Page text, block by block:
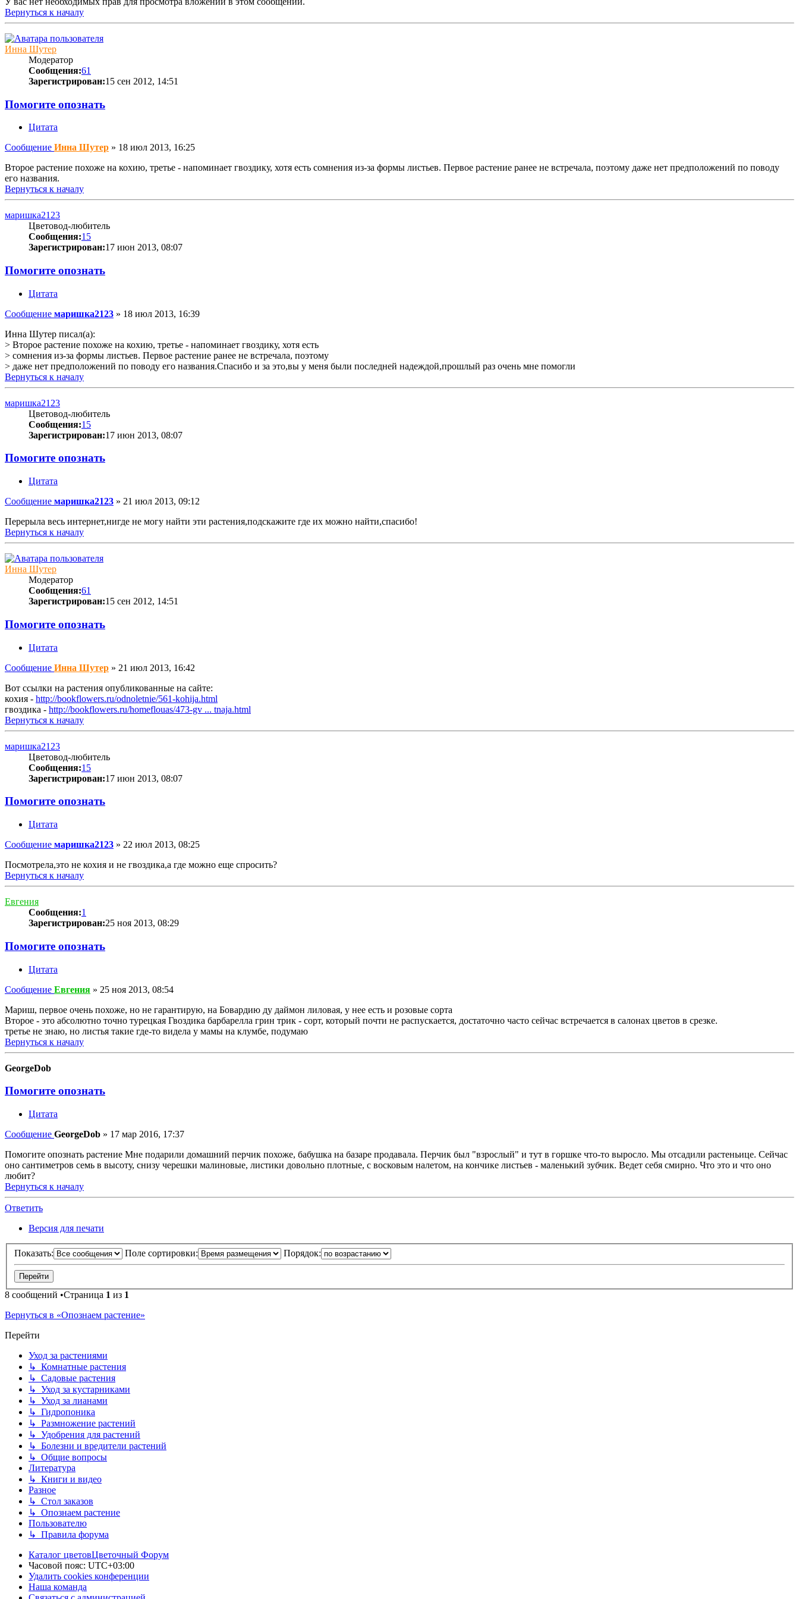
Вернуться к началу
Инна Шутер
Модератор
Сообщения:61
Зарегистрирован:15 сен 2012, 14:51
Помогите опознать
Цитата
Сообщение Инна Шутер » 18 июл 2013, 16:25
Второе растение похоже на кохию, третье - напоминает гвоздику, хотя есть сомнения из-за формы листьев. Первое растение ранее не встречала, поэтому даже нет предположений по поводу
его названия.
Вернуться к началу
маришка2123
Цветовод-любитель
Сообщения:15
Зарегистрирован:17 июн 2013, 08:07
Помогите опознать
Цитата
Сообщение маришка2123 » 18 июл 2013, 16:39
Инна Шутер писал(а):
> Второе растение похоже на кохию, третье - напоминает гвоздику, хотя есть
> сомнения из-за формы листьев. Первое растение ранее не встречала, поэтому
> даже нет предположений по поводу его названия.Спасибо и за это,вы у меня были последней надеждой,прошлый раз очень мне помогли
Вернуться к началу
маришка2123
Цветовод-любитель
Сообщения:15
Зарегистрирован:17 июн 2013, 08:07
Помогите опознать
Цитата
Сообщение маришка2123 » 21 июл 2013, 09:12
Перерыла весь интернет,нигде не могу найти эти растения,подскажите где их можно найти,спасибо!
Вернуться к началу
Инна Шутер
Модератор
Сообщения:61
Зарегистрирован:15 сен 2012, 14:51
Помогите опознать
Цитата
Сообщение Инна Шутер » 21 июл 2013, 16:42
Вот ссылки на растения опубликованные на сайте:
кохия - http://bookflowers.ru/odnoletnie/561-kohija.html
гвоздика - http://bookflowers.ru/homeflouas/473-gv ... tnaja.html
Вернуться к началу
маришка2123
Цветовод-любитель
Сообщения:15
Зарегистрирован:17 июн 2013, 08:07
Помогите опознать
Цитата
Сообщение маришка2123 » 22 июл 2013, 08:25
Посмотрела,это не кохия и не гвоздика,а где можно еще спросить?
Вернуться к началу
Евгения
Сообщения:1
Зарегистрирован:25 ноя 2013, 08:29
Помогите опознать
Цитата
Сообщение Евгения » 25 ноя 2013, 08:54
Мариш, первое очень похоже, но не гарантирую, на Бовардию ду даймон лиловая, у нее есть и розовые сорта
Второе - это абсолютно точно турецкая Гвоздика барбарелла грин трик - сорт, который почти не распускается, достаточно часто сейчас встречается в салонах цветов в срезке.
третье не знаю, но листья такие где-то видела у мамы на клумбе, подумаю
Вернуться к началу
GeorgeDob
Помогите опознать
Цитата
Сообщение GeorgeDob » 17 мар 2016, 17:37
Помогите опознать растение Мне подарили домашний перчик похоже, бабушка на базаре продавала. Перчик был "взрослый" и тут в горшке что-то выросло. Мы отсадили растеньице. Сейчас
оно сантиметров семь в высоту, снизу черешки малиновые, листики довольно плотные, с восковым налетом, на кончике листьев - маленький зубчик. Ведет себя смирно. Что это и что оно
любит?
Вернуться к началу
Ответить
Версия для печати
Показать: Поле сортировки: Порядок:
8 сообщений •Страница 1 из 1
Вернуться в «Опознаем растение»
Перейти
Уход за растениями
↳ Комнатные растения
↳ Садовые растения
↳ Уход за кустарниками
↳ Уход за лианами
↳ Гидропоника
↳ Размножение растений
↳ Удобрения для растений
↳ Болезни и вредители растений
↳ Общие вопросы
Литература
↳ Книги и видео
Разное
↳ Стол заказов
↳ Опознаем растение
Пользователю
↳ Правила форума
Каталог цветовЦветочный Форум
Часовой пояс: UTC+03:00
Удалить cookies конференции
Наша команда